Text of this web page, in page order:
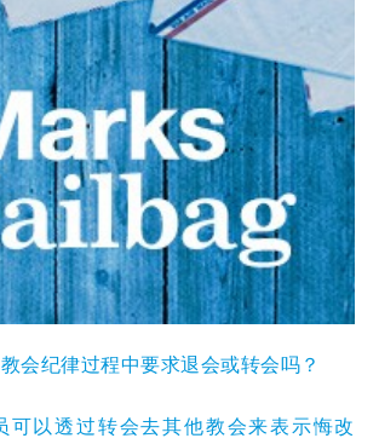
会纪律过程中要求退会或转会吗？
可以透过转会去其他教会来表示悔改